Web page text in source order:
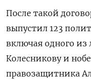
После такой
выпустил 123
включая одного
Колесникову и
правозащитника